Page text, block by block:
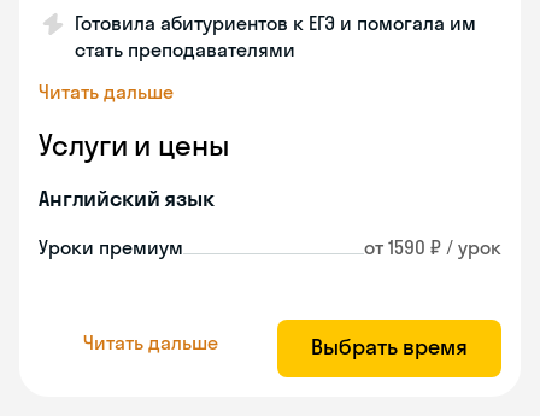
Готовила абитуриентов к ЕГЭ и помогала им
стать преподавателями
Читать дальше
Услуги и цены
Английский язык
Уроки премиум от 1590 ₽ / урок
Читать дальше Выбрать время